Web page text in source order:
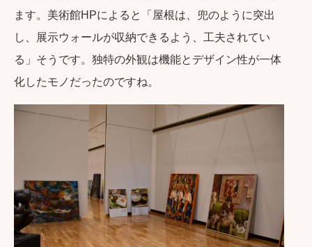
ます。美術館HPによると「屋根は、兜のように突出
し、展示ウォールが収納できるよう、工夫されてい
る」そうです。独特の外観は機能とデザイン性が一体
化したモノだったのですね。